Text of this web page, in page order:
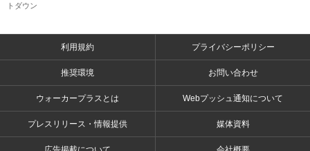
トダウン
利用規約 プライバシーポリシー
推奨環境 お問い合わせ
ウォーカープラスとは Webプッシュ通知について
プレスリリース・情報提供 媒体資料